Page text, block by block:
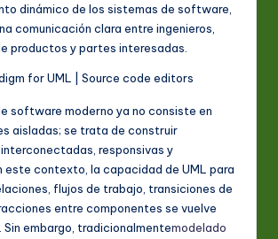
dinámico de los sistemas de software,
comunicación clara entre ingenieros,
productos y partes interesadas.
software moderno ya no consiste en
aisladas; se trata de construir
responsivas y
este contexto, la capacidad de UML para
flujos de trabajo, transiciones de
entre componentes se vuelve
Sin embargo, tradicionalmentemodelado